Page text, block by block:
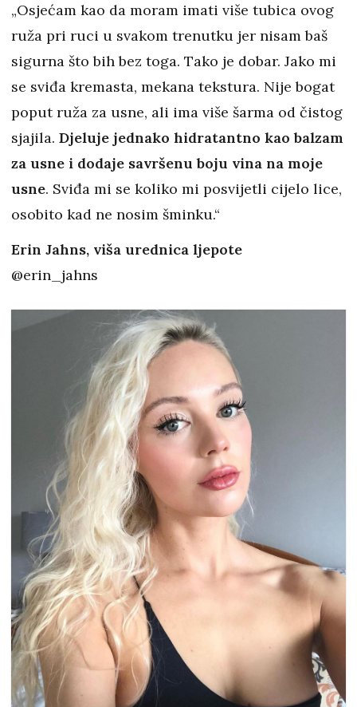
„Osjećam kao da moram imati više tubica ovog
ruža pri ruci u svakom trenutku jer nisam baš
sigurna što bih bez toga. Tako je dobar. Jako mi
se sviđa kremasta, mekana tekstura. Nije bogat
poput ruža za usne, ali ima više šarma od čistog
sjajila. Djeluje jednako hidratantno kao balzam
za usne i dodaje savršenu boju vina na moje
usne. Sviđa mi se koliko mi posvijetli cijelo lice,
osobito kad ne nosim šminku.“
Erin Jahns, viša urednica ljepote
@erin_jahns